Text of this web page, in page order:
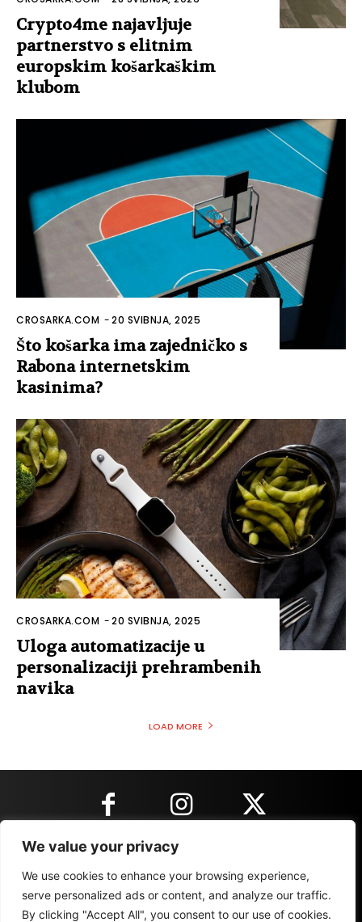
We value your privacy
We use cookies to enhance your browsing experience,
serve personalized ads or content, and analyze our traffic.
By clicking "Accept All", you consent to our use of cookies.
Crypto4me najavljuje
partnerstvo s elitnim
europskim košarkaškim
klubom
CROSARKA.COM -20 SVIBNJA, 2025
Što košarka ima zajedničko s
Rabona internetskim
kasinima?
CROSARKA.COM -20 SVIBNJA, 2025
Uloga automatizacije u
personalizaciji prehrambenih
navika
LOAD MORE
KONTAKT INFORMACIJE
IMPRESSUM MARKETING REZULTATI